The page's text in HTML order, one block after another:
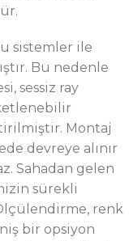
sistemler ile
Bu nedenle
sessiz ray
Montaj
devreye alınır
Sahadan gelen
sürekli
renk
bir opsiyon